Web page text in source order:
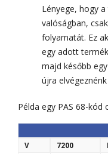
Lényege, hogy
valóságban,
folyamatát. Ez
egy adott
majd később
újra
Példa egy PAS 68-
V
7200